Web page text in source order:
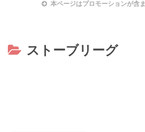
本ページはプロモーションが含
ストーブリーグ